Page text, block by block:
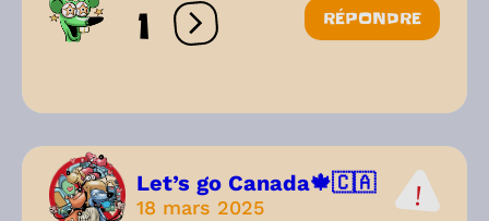
1 Ouvrir les réactions
RÉPONDRE
Let’s go Canada🍁🇨🇦
18 mars 2025